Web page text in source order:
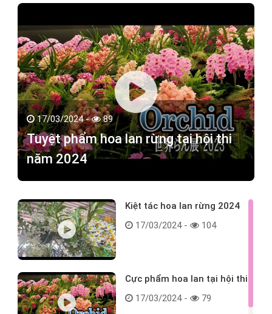
17/03/2024 - 89
Tuyệt phẩm hoa lan rừng tại hội thi
năm 2024
Kiệt tác hoa lan rừng 2024
17/03/2024 -
104
Cực phẩm hoa lan tại hội thi
17/03/2024 -
79